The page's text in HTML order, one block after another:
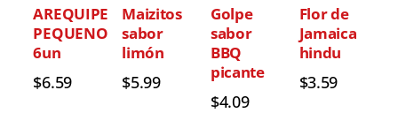
AREQUIPE
PEQUENO
6un
$6.59
Maizitos
sabor
limón
$5.99
Golpe
sabor
BBQ
picante
$4.09
Flor de
Jamaica
hindu
$3.59